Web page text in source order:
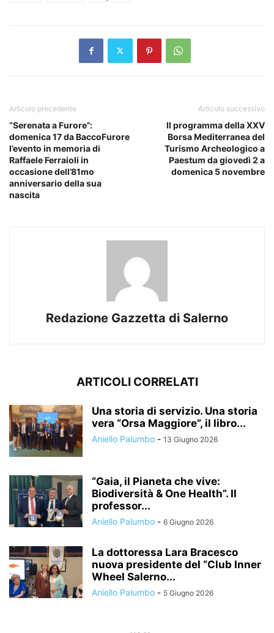
Articolo precedente
“Serenata a Furore”:
domenica 17 da BaccoFurore
l’evento in memoria di
Raffaele Ferraioli in
occasione dell’81mo
anniversario della sua
nascita
Articolo successivo
Il programma della XXV
Borsa Mediterranea del
Turismo Archeologico a
Paestum da giovedì 2 a
domenica 5 novembre
Redazione Gazzetta di Salerno
ARTICOLI CORRELATI
Una storia di servizio. Una storia
vera “Orsa Maggiore”, il libro...
Aniello Palumbo - 13 Giugno 2026
“Gaia, il Pianeta che vive:
Biodiversità & One Health”. Il
professor...
Aniello Palumbo - 6 Giugno 2026
La dottoressa Lara Bracesco
nuova presidente del “Club Inner
Wheel Salerno...
Aniello Palumbo - 5 Giugno 2026